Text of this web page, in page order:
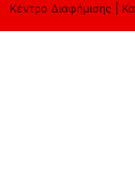
Κέντρο Διαφήμισης |